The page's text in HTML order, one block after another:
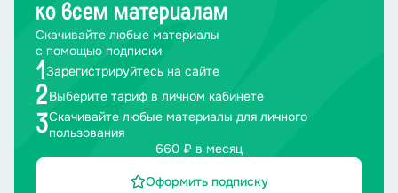
ко всем материалам
Скачивайте любые материалы
с помощью подписки
1 Зарегистрируйтесь на сайте
2Выберите тариф в личном кабинете
3Скачивайте любые материалы для личного
пользования
660 ₽ в месяц
Оформить подписку